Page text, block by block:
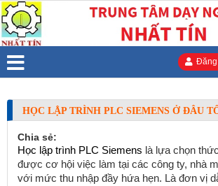
Đăng
HỌC LẬP TRÌNH PLC SIEMENS Ở ĐÂU
Chia sẻ:
Học lập trình PLC Siemens là lựa chọn
được cơ hội việc làm tại các công ty, nhà
với mức thu nhập đầy hứa hẹn. Là đơn vị